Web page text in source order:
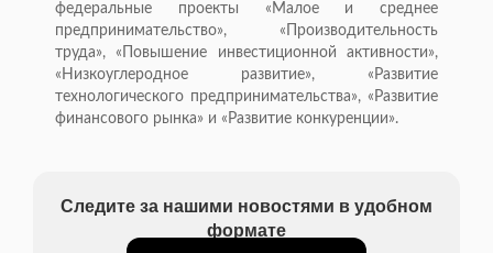
федеральные проекты «Малое и среднее
предпринимательство», «Производительность
труда», «Повышение инвестиционной активности»,
«Низкоуглеродное развитие», «Развитие
технологического предпринимательства», «Развитие
финансового рынка» и «Развитие конкуренции».
Следите за нашими новостями в удобном
формате